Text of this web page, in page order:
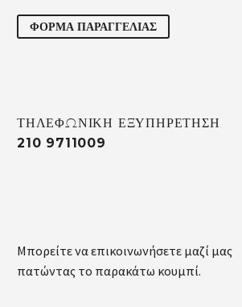
ΦΟΡΜΑ ΠΑΡΑΓΓΕΛΙΑΣ
ΤΗΛΕΦΩΝΙΚΗ ΕΞΥΠΗΡΕΤΗΣΗ
210 9711009
Μπορείτε να επικοινωνήσετε μαζί μας
πατώντας το παρακάτω κουμπί.